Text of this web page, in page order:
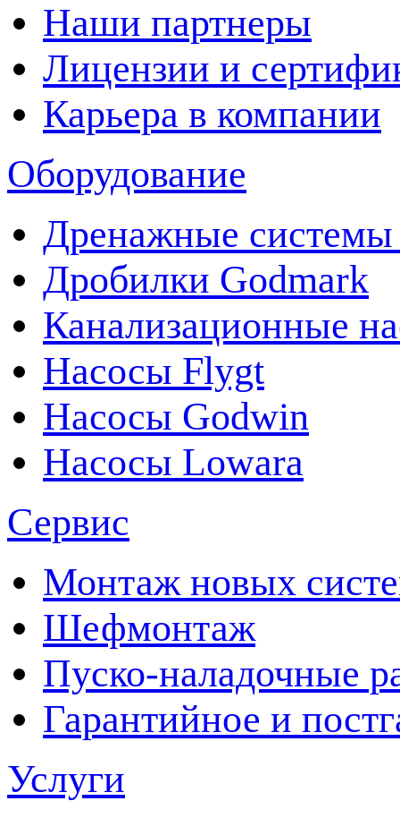
Наши партнеры
Лицензии и
Карьера в компании
Оборудование
Дренажные системы
Дробилки Godmark
Канализационные
Насосы Flygt
Насосы Godwin
Насосы Lowara
Сервис
Монтаж новых
Шефмонтаж
Пуско-наладочные
Гарантийное и
Услуги